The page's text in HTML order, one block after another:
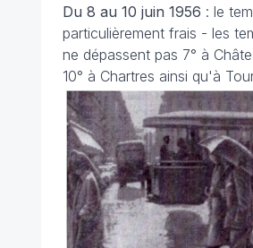
Du 8 au 10 juin 1956 : le
particulièrement frais - les
ne dépassent pas 7° à
10° à Chartres ainsi qu'à